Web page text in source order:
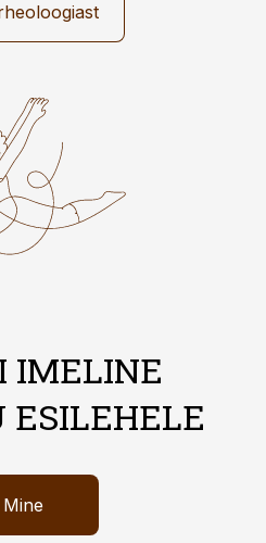
IMELINE
ESILEHELE
Mine